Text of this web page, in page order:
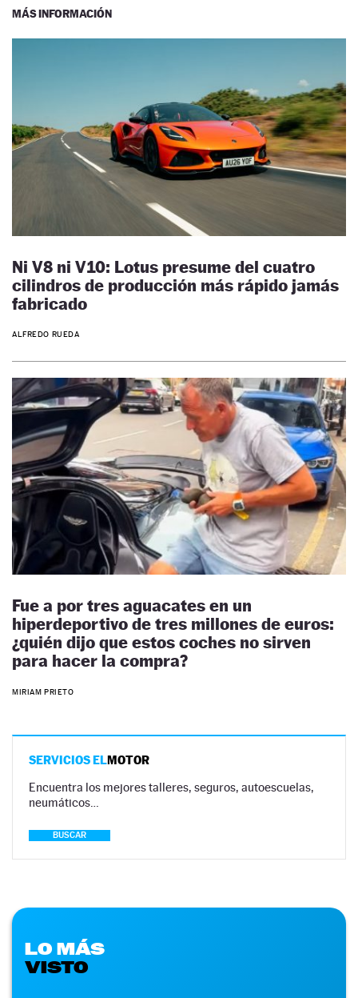
MÁS INFORMACIÓN
Ni V8 ni V10: Lotus presume del cuatro
cilindros de producción más rápido jamás
fabricado
ALFREDO RUEDA
Fue a por tres aguacates en un
hiperdeportivo de tres millones de euros:
¿quién dijo que estos coches no sirven
para hacer la compra?
MIRIAM PRIETO
SERVICIOS ELMOTOR
Encuentra los mejores talleres, seguros, autoescuelas,
neumáticos…
BUSCAR
LO MÁS
VISTO